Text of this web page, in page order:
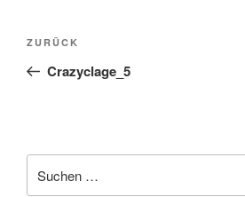
Beitragsnavigation
Vorheriger
Beitrag
ZURÜCK
Crazyclage_5
nach: